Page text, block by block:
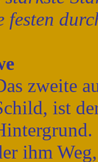
festen
zweite a
ist
ihm